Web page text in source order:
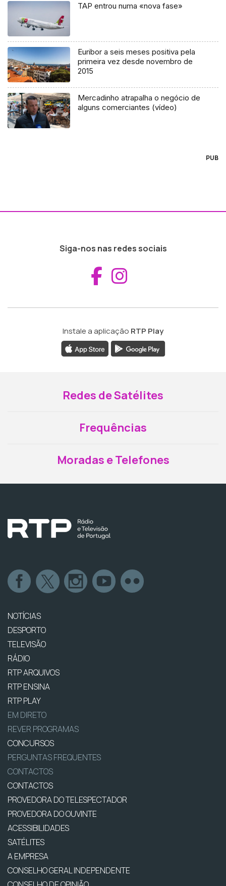
TAP entrou numa «nova fase»
Euribor a seis meses positiva pela
primeira vez desde novembro de
2015
Mercadinho atrapalha o negócio de
alguns comerciantes (vídeo)
PUB
Siga-nos nas redes sociais
Aceder ao
Instale a aplicação RTP Play
Redes de Satélites
Frequências
Moradas e Telefones
NOTÍCIAS
DESPORTO
TELEVISÃO
RÁDIO
RTP ARQUIVOS
RTP ENSINA
RTP PLAY
EM DIRETO
REVER PROGRAMAS
CONCURSOS
PERGUNTAS FREQUENTES
CONTACTOS
CONTACTOS
PROVEDORA DO TELESPECTADOR
PROVEDORA DO OUVINTE
ACESSIBILIDADES
SATÉLITES
A EMPRESA
CONSELHO GERAL INDEPENDENTE